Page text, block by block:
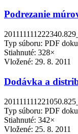
Podrezanie
Typ súboru: PDF
Stiahnuté: 328×
Vložené: 29. 8. 2011
Dodávka a
Typ súboru: PDF
Stiahnuté: 342×
Vložené: 25. 8. 2011